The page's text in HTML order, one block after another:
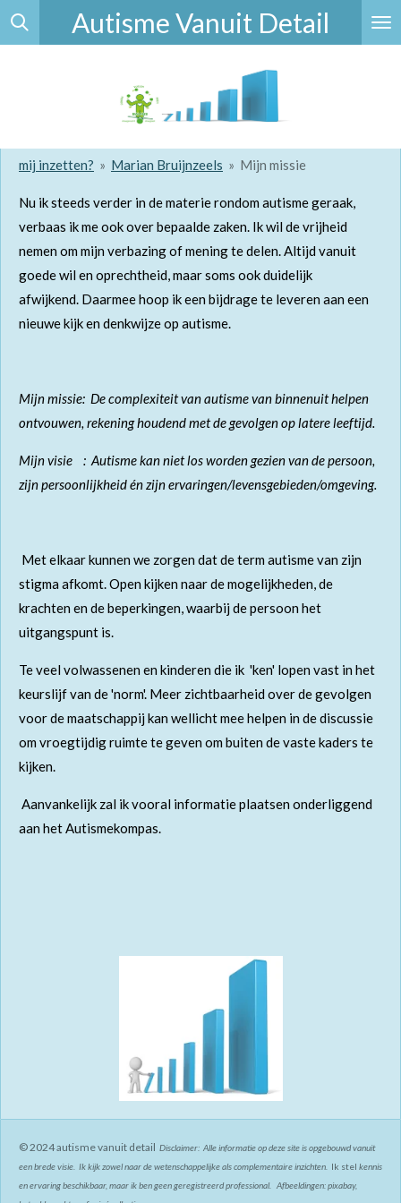
Ga
direct
Autisme Vanuit Detail
mij inzetten? » Marian Bruijnzeels » Mijn missie
Nu ik steeds verder in de materie rondom autisme geraak,
verbaas ik me ook over bepaalde zaken. Ik wil de vrijheid
nemen om mijn verbazing of mening te delen.Altijd vanuit
goede wil en oprechtheid, maar soms ook duidelijk
afwijkend. Daarmee hoop ik een bijdrage te leveren aan een
nieuwe kijk en denkwijze op autisme.
Mijn missie: De complexiteit van autisme van binnenuit helpen
ontvouwen, rekening houdend met de gevolgen op latere leeftijd.
Mijn visie : Autisme kan niet los worden gezien van de persoon,
zijn persoonlijkheid én zijn ervaringen/levensgebieden/omgeving.
Met elkaar kunnen we zorgen dat de term autisme van zijn
stigma afkomt.Open kijken naar de mogelijkheden, de
krachten en de beperkingen, waarbij de persoon het
uitgangspunt is.
Te veel volwassenen en kinderen die ik 'ken' lopen vast in het
keurslijf van de 'norm'. Meer zichtbaarheid over de gevolgen
voor de maatschappij kan wellicht mee helpen in de discussie
om vroegtijdig ruimte te geven om buiten de vaste kaders te
kijken.
Aanvankelijk zal ik vooral informatie plaatsen onderliggend
aan het Autismekompas.
© 2024 autisme vanuit detail Disclaimer: Alle informatie op deze site is opgebouwd vanuit
een brede visie. Ik kijk zowel naar de wetenschappelijke als complementaire inzichten. Ik stel kennis
en ervaring beschikbaar, maar ik ben geen geregistreerd professional. Afbeeldingen: pixabay,